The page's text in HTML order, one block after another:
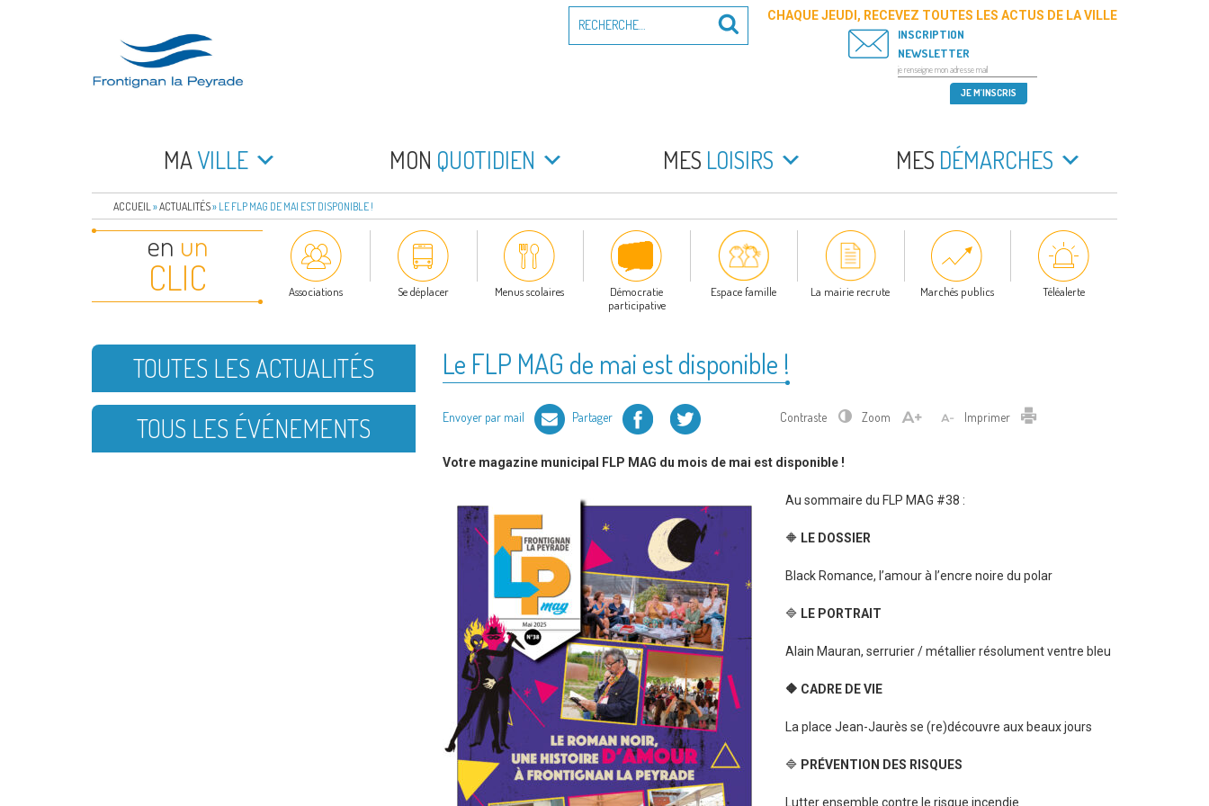
FRONTIGNAN LA PEYRADE
pour
Recherche
CHAQUE JEUDI, RECEVEZ TOUTES LES ACTUS DE LA VILLE
INSCRIPTION
NEWSLETTER
MAVILLE MON QUOTIDIEN MES LOISIRS MES DÉMARCHES
ACCUEIL »ACTUALITÉS» LE FLP MAG DE MAI EST DISPONIBLE !
en un
CLIC Associations Se déplacer Menus scolaires
Démocratie
participative
Espace famille La mairie recrute Marchés publics Téléalerte
Le FLP MAG de mai est disponible !
Envoyer par mail Partager Facebook Twitter Contraste Zoom Imprimer Imprimer
Votre magazine municipal FLP MAG du mois de mai est disponible !
Au sommaire du FLP MAG #38 :
🔶 LE DOSSIER
Black Romance, l’amour à l’encre noire du polar
🔷 LE PORTRAIT
Alain Mauran, serrurier / métallier résolument ventre bleu
🔶 CADRE DE VIE
La place Jean-Jaurès se (re)découvre aux beaux jours
🔷 PRÉVENTION DES RISQUES
Lutter ensemble contre le risque incendie
TOUTES LES ACTUALITÉS
TOUS LES ÉVÉNEMENTS